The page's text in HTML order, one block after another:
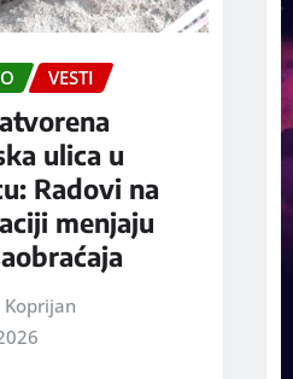
VESTI
ulica u
Radovi na
menjaju
Koprijan